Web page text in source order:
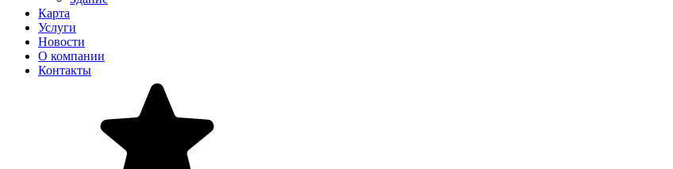
Карта
Услуги
Новости
О компании
Контакты